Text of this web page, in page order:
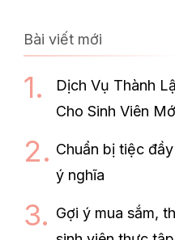
Bài viết mới
Dịch Vụ Thành
Cho Sinh Viên
Chuẩn bị tiệc
ý nghĩa
Gợi ý mua sắm,